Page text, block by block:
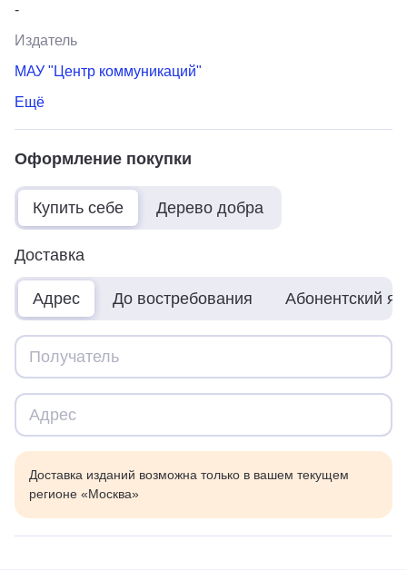
-
Издатель
МАУ "Центр коммуникаций"
Ещё
Оформление покупки
Купить себе Дерево добра
Доставка
Адрес До востребования Абонентский
Доставка изданий возможна только в вашем текущем
регионе «Москва»